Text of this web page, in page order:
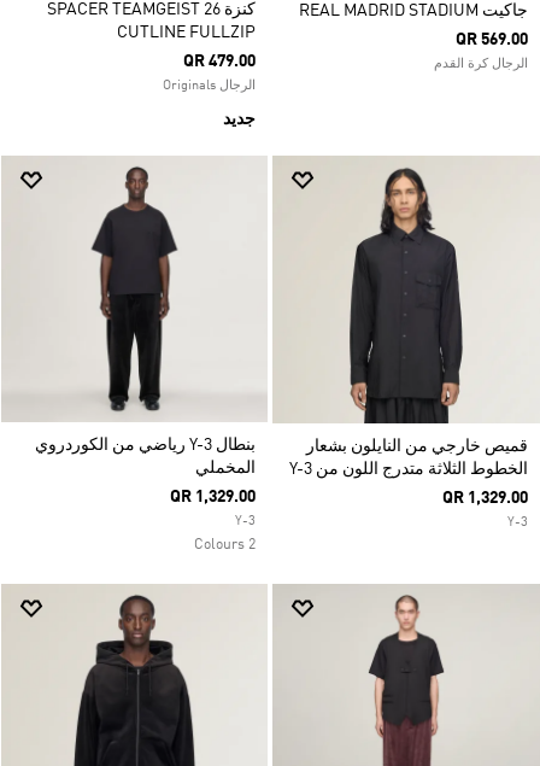
جاكيت REAL MADRID STADIUM
QR 569.00
الرجال كرة القدم
كنزة SPACER TEAMGEIST 26
CUTLINE FULLZIP
QR 479.00
الرجال Originals
جديد
قميص خارجي من النايلون بشعار
الخطوط الثلاثة متدرج اللون من Y-3
QR 1,329.00
Y-3
بنطال Y-3 رياضي من الكوردروي
المخملي
QR 1,329.00
Y-3
2 Colours